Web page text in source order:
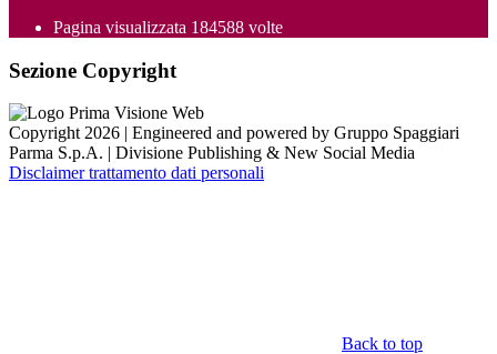
Pagina visualizzata 184588 volte
Sezione Copyright
Copyright 2026 | Engineered and powered by Gruppo Spaggiari
Parma S.p.A. | Divisione Publishing & New Social Media
Disclaimer trattamento dati personali
Back to top